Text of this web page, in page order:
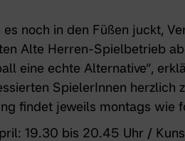
es noch in den Füßen juckt,
Alte Herren-Spielbetrieb
eine echte Alternative“,
SpielerInnen herzlich
findet jeweils montags wie
19.30 bis 20.45 Uhr /